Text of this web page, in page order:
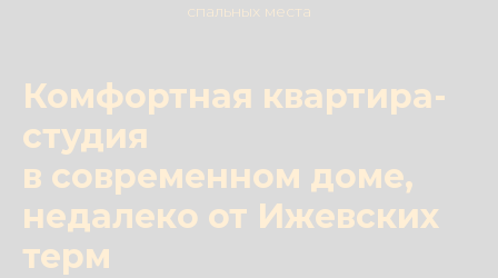
спальных места
Комфортная квартира-
студия
в современном доме,
недалеко от Ижевских
терм